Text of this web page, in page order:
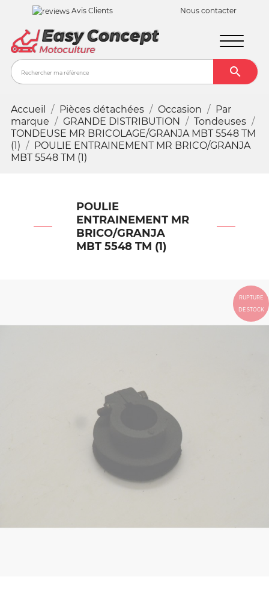
Avis Clients Nous contacter

Accueil Pièces détachées Occasion
Par
marque
GRANDE DISTRIBUTION
Tondeuses
TONDEUSE MR BRICOLAGE/GRANJA MBT 5548 TM
(1)
POULIE ENTRAINEMENT MR BRICO/GRANJA
MBT 5548 TM (1)
POULIE
ENTRAINEMENT MR
BRICO/GRANJA
MBT 5548 TM (1)
RUPTURE
DE STOCK